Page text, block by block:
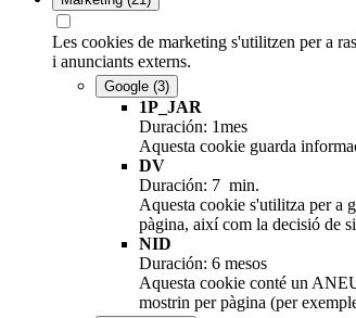
Les cookies de marketing s'utilitzen per a
i anunciants externs.
Google (3)
1P_JAR
Duración: 1mes
Aquesta cookie guarda
DV
Duración: 7 min.
Aquesta cookie s'utilitza per a
pàgina, així com la decisió de
NID
Duración: 6 mesos
Aquesta cookie conté un
mostrin per pàgina (per